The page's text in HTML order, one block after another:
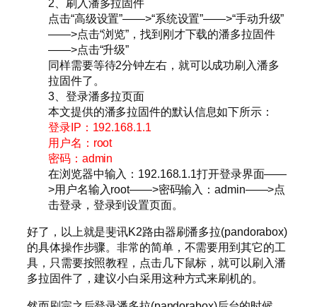
2、刷入潘多拉固件
点击“高级设置”——>“系统设置”——>“手动升级”
——>点击“浏览”，找到刚才下载的潘多拉固件
——>点击“升级”
同样需要等待2分钟左右，就可以成功刷入潘多
拉固件了。
3、登录潘多拉页面
本文提供的潘多拉固件的默认信息如下所示：
登录IP：192.168.1.1
用户名：root
密码：admin
在浏览器中输入：192.168.1.1打开登录界面——
>用户名输入root——>密码输入：admin——>点
击登录，登录到设置页面。
好了，以上就是斐讯K2路由器刷潘多拉(pandorabox)
的具体操作步骤。非常的简单，不需要用到其它的工
具，只需要按照教程，点击几下鼠标，就可以刷入潘
多拉固件了，建议小白采用这种方式来刷机的。